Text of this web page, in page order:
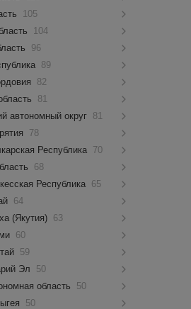
105
104
96
89
82
81
автономный округ
81
78
Республика
70
68
Республика
65
64
(Якутия) 63
60
59
Эл
50
область
50
50